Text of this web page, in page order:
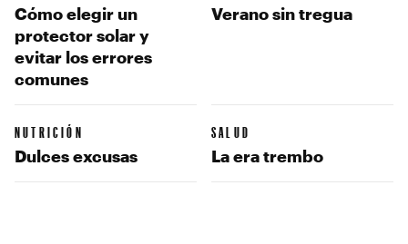
Cómo elegir un
protector solar y
evitar los errores
comunes
Verano sin tregua
NUTRICIÓN
Dulces excusas
SALUD
La era trembo